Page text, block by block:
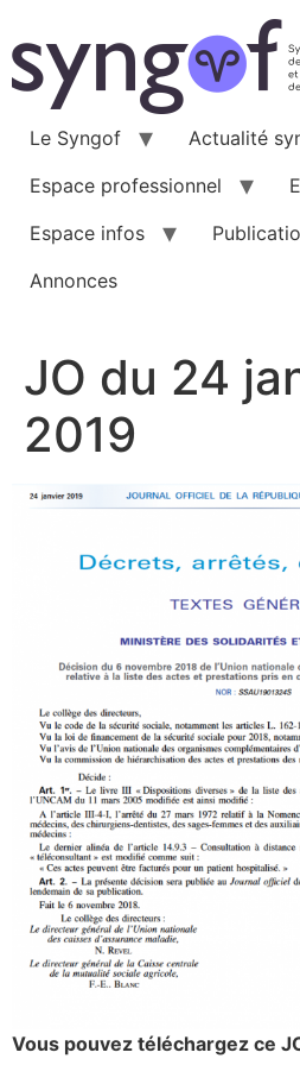
au
contenu
Le Syngof
Actualité
Espace professionnel
Espace infos
Annonces
JO du 24
2019
Vous pouvez téléchargez ce